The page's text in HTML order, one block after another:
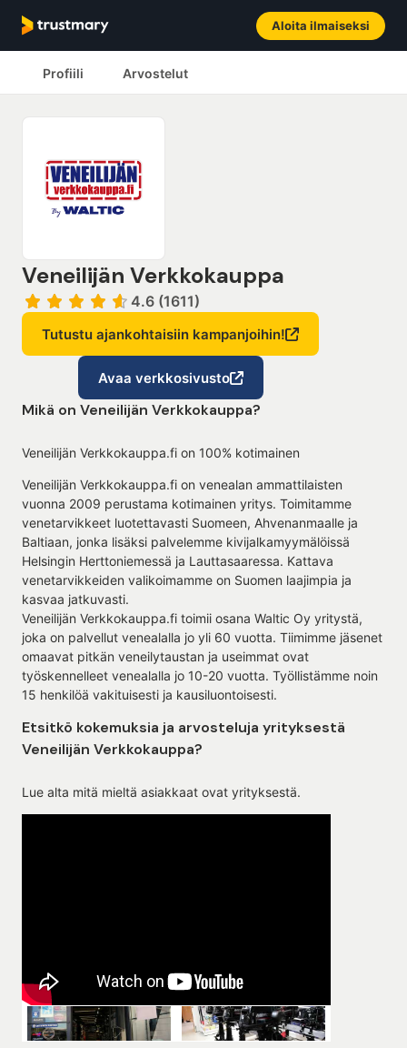
Aloita ilmaiseksi
Profiili Arvostelut
Veneilijän Verkkokauppa
4.6 (1611)
Tutustu ajankohtaisiin kampanjoihin!
Avaa verkkosivusto
Mikä on Veneilijän Verkkokauppa?
Veneilijän Verkkokauppa.fi on 100% kotimainen
Veneilijän Verkkokauppa.fi on venealan ammattilaisten
vuonna 2009 perustama kotimainen yritys. Toimitamme
venetarvikkeet luotettavasti Suomeen, Ahvenanmaalle ja
Baltiaan, jonka lisäksi palvelemme kivijalkamyymälöissä
Helsingin Herttoniemessä ja Lauttasaaressa. Kattava
venetarvikkeiden valikoimamme on Suomen laajimpia ja
kasvaa jatkuvasti.
Veneilijän Verkkokauppa.fi toimii osana Waltic Oy yritystä,
joka on palvellut venealalla jo yli 60 vuotta. Tiimimme jäsenet
omaavat pitkän veneilytaustan ja useimmat ovat
työskennelleet venealalla jo 10-20 vuotta. Työllistämme noin
15 henkilöä vakituisesti ja kausiluontoisesti.
Etsitkö kokemuksia ja arvosteluja yrityksestä
Veneilijän Verkkokauppa?
Lue alta mitä mieltä asiakkaat ovat yrityksestä.